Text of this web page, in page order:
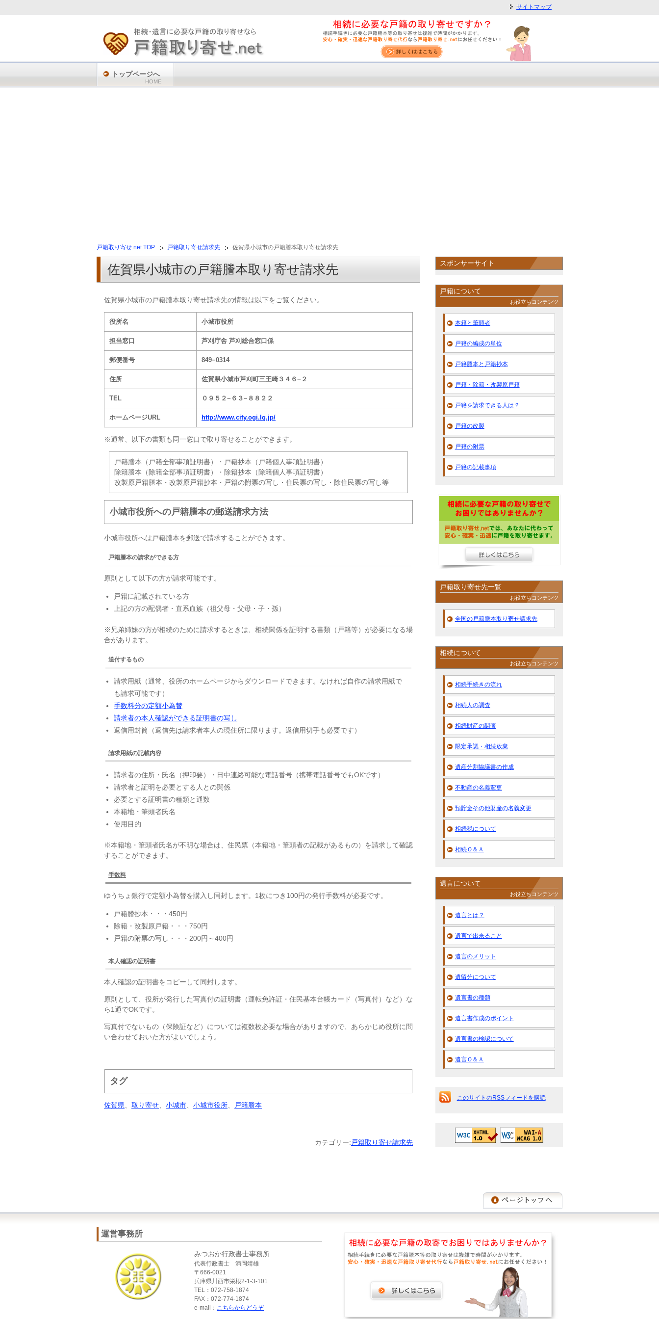
トップページへ
HOME
戸籍取り寄せ.net TOP 戸籍取り寄せ請求先 佐賀県小城市の戸籍謄本取り寄せ請求先
佐賀県小城市の戸籍謄本取り寄せ請求先
佐賀県小城市の戸籍謄本取り寄せ請求先の情報は以下をご覧ください。
役所名 小城市役所
担当窓口 芦刈庁舎 芦刈総合窓口係
郵便番号 849−0314
住所 佐賀県小城市芦刈町三王崎３４６−２
TEL ０９５２−６３−８８２２
ホームページURL http://www.city.ogi.lg.jp/
※通常、以下の書類も同一窓口で取り寄せることができます。
戸籍謄本（戸籍全部事項証明書）・戸籍抄本（戸籍個人事項証明書）
除籍謄本（除籍全部事項証明書）・除籍抄本（除籍個人事項証明書）
改製原戸籍謄本・改製原戸籍抄本・戸籍の附票の写し・住民票の写し・除住民票の写し等
小城市役所への戸籍謄本の郵送請求方法
小城市役所へは戸籍謄本を郵送で請求することができます。
戸籍謄本の請求ができる方
原則として以下の方が請求可能です。
戸籍に記載されている方
上記の方の配偶者・直系血族（祖父母・父母・子・孫）
※兄弟姉妹の方が相続のために請求するときは、相続関係を証明する書類（戸籍等）が必要になる場
合があります。
送付するもの
請求用紙（通常、役所のホームページからダウンロードできます。なければ自作の請求用紙で
も請求可能です）
手数料分の定額小為替
請求者の本人確認ができる証明書の写し
返信用封筒（返信先は請求者本人の現住所に限ります。返信用切手も必要です）
請求用紙の記載内容
請求者の住所・氏名（押印要）・日中連絡可能な電話番号（携帯電話番号でもOKです）
請求者と証明を必要とする人との関係
必要とする証明書の種類と通数
本籍地・筆頭者氏名
使用目的
※本籍地・筆頭者氏名が不明な場合は、住民票（本籍地・筆頭者の記載があるもの）を請求して確認
することができます。
手数料
ゆうちょ銀行で定額小為替を購入し同封します。1枚につき100円の発行手数料が必要です。
戸籍謄抄本・・・450円
除籍・改製原戸籍・・・750円
戸籍の附票の写し・・・200円～400円
本人確認の証明書
本人確認の証明書をコピーして同封します。
原則として、役所が発行した写真付の証明書（運転免許証・住民基本台帳カード（写真付）など）な
ら1通でOKです。
写真付でないもの（保険証など）については複数枚必要な場合がありますので、あらかじめ役所に問
い合わせておいた方がよいでしょう。
タグ
佐賀県、 取り寄せ、 小城市、 小城市役所、 戸籍謄本
カテゴリー:戸籍取り寄せ請求先
スポンサーサイト
戸籍について
お役立ちコンテンツ
本籍と筆頭者
戸籍の編成の単位
戸籍謄本と戸籍抄本
戸籍・除籍・改製原戸籍
戸籍を請求できる人は？
戸籍の改製
戸籍の附票
戸籍の記載事項
戸籍取り寄せ先一覧
お役立ちコンテンツ
全国の戸籍謄本取り寄せ請求先
相続について
お役立ちコンテンツ
相続手続きの流れ
相続人の調査
相続財産の調査
限定承認・相続放棄
遺産分割協議書の作成
不動産の名義変更
預貯金その他財産の名義変更
相続税について
相続Ｑ＆Ａ
遺言について
お役立ちコンテンツ
遺言とは？
遺言で出来ること
遺言のメリット
遺留分について
遺言書の種類
遺言書作成のポイント
遺言書の検認について
遺言Ｑ＆Ａ
このサイトのRSSフィードを購読
運営事務所
みつおか行政書士事務所
代表行政書士 満岡靖雄
〒666-0021
兵庫県川西市栄根2-1-3-101
TEL：072-758-1874
FAX：072-774-1874
e-mail： こちらからどうぞ
サイトマップ